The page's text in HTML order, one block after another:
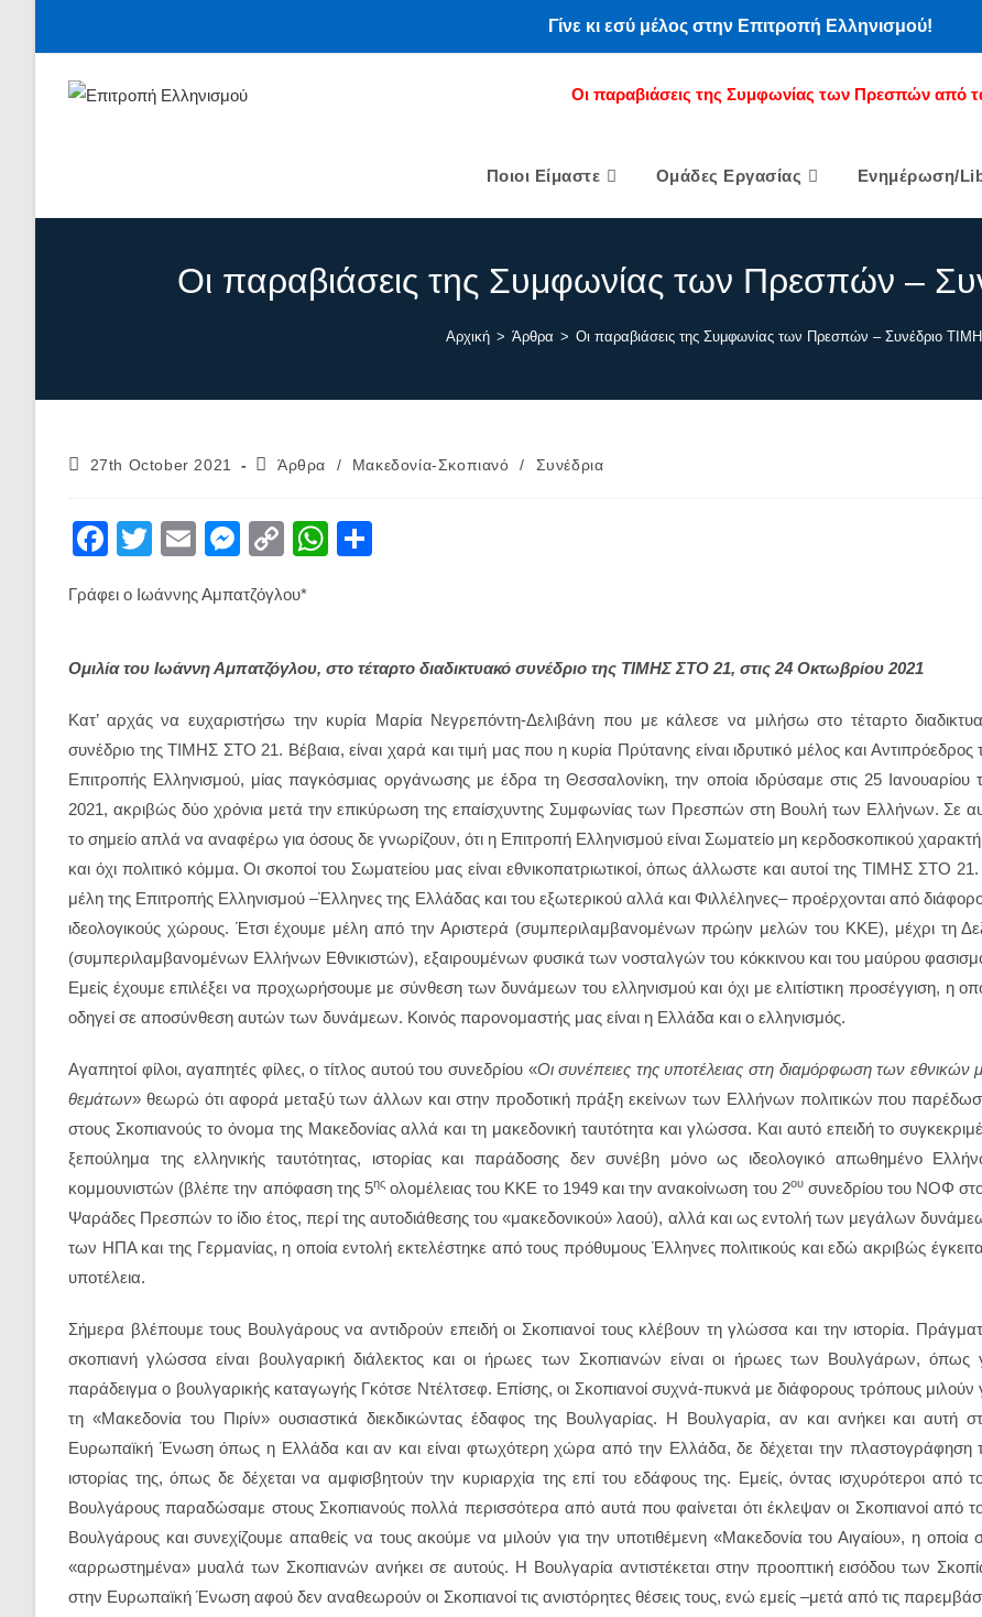
Γίνε κι εσύ μέλος στην Επιτροπή Ελληνισμού!
Οι παραβιάσεις της Συμφωνίας των Πρεσπών από
Ποιοι Είμαστε Ομάδες Εργασίας Ενημέρωση/
Οι παραβιάσεις της Συμφωνίας των Πρεσπών –
Αρχική > Άρθρα > Οι παραβιάσεις της Συμφωνίας των Πρεσπών – Συνέδριο
Post27th October 2021
PostΆρθρα / Μακεδονία-Σκοπιανό / Συνέδρια
F
c
b
o
o
k
T
tt
E
ail
M
ss
n
g
er
C
p
Li
n
k
W
A
p
p
Γράφει ο Ιωάννης Αμπατζόγλου*
Ομιλία του Ιωάννη Αμπατζόγλου, στο τέταρτο διαδικτυακό συνέδριο της ΤΙΜΗΣ ΣΤΟ 21, στις 24 Οκτωβρίου 2021
Κατ’ αρχάς να ευχαριστήσω την κυρία Μαρία Νεγρεπόντη-Δελιβάνη που με κάλεσε να μιλήσω στο τέταρτο
συνέδριο της ΤΙΜΗΣ ΣΤΟ 21. Βέβαια, είναι χαρά και τιμή μας που η κυρία Πρύτανης είναι ιδρυτικό μέλος και Αντιπρόεδρος
Επιτροπής Ελληνισμού, μίας παγκόσμιας οργάνωσης με έδρα τη Θεσσαλονίκη, την οποία ιδρύσαμε στις 25 Ιανουαρίου
2021, ακριβώς δύο χρόνια μετά την επικύρωση της επαίσχυντης Συμφωνίας των Πρεσπών στη Βουλή των Ελλήνων. Σε
το σημείο απλά να αναφέρω για όσους δε γνωρίζουν, ότι η Επιτροπή Ελληνισμού είναι Σωματείο μη κερδοσκοπικού
και όχι πολιτικό κόμμα. Οι σκοποί του Σωματείου μας είναι εθνικοπατριωτικοί, όπως άλλωστε και αυτοί της ΤΙΜΗΣ ΣΤΟ 21.
μέλη της Επιτροπής Ελληνισμού –Έλληνες της Ελλάδας και του εξωτερικού αλλά και Φιλλέληνες– προέρχονται από
ιδεολογικούς χώρους. Έτσι έχουμε μέλη από την Αριστερά (συμπεριλαμβανομένων πρώην μελών του ΚΚΕ), μέχρι τη
(συμπεριλαμβανομένων Ελλήνων Εθνικιστών), εξαιρουμένων φυσικά των νοσταλγών του κόκκινου και του μαύρου
Εμείς έχουμε επιλέξει να προχωρήσουμε με σύνθεση των δυνάμεων του ελληνισμού και όχι με ελιτίστικη προσέγγιση, η
οδηγεί σε αποσύνθεση αυτών των δυνάμεων. Κοινός παρονομαστής μας είναι η Ελλάδα και ο ελληνισμός.
Αγαπητοί φίλοι, αγαπητές φίλες, ο τίτλος αυτού του συνεδρίου «Οι συνέπειες της υποτέλειας στη διαμόρφωση των εθνικών
θεμάτων» θεωρώ ότι αφορά μεταξύ των άλλων και στην προδοτική πράξη εκείνων των Ελλήνων πολιτικών που
στους Σκοπιανούς το όνομα της Μακεδονίας αλλά και τη μακεδονική ταυτότητα και γλώσσα. Και αυτό επειδή το
ξεπούλημα της ελληνικής ταυτότητας, ιστορίας και παράδοσης δεν συνέβη μόνο ως ιδεολογικό απωθημένο
κομμουνιστών (βλέπε την απόφαση της 5ηςολομέλειας του ΚΚΕ το 1949 και την ανακοίνωση του 2ουσυνεδρίου του ΝΟΦ
Ψαράδες Πρεσπών το ίδιο έτος, περί της αυτοδιάθεσης του «μακεδονικού» λαού), αλλά και ως εντολή των μεγάλων
των ΗΠΑ και της Γερμανίας, η οποία εντολή εκτελέστηκε από τους πρόθυμους Έλληνες πολιτικούς και εδώ ακριβώς
υποτέλεια.
Σήμερα βλέπουμε τους Βουλγάρους να αντιδρούν επειδή οι Σκοπιανοί τους κλέβουν τη γλώσσα και την ιστορία.
σκοπιανή γλώσσα είναι βουλγαρική διάλεκτος και οι ήρωες των Σκοπιανών είναι οι ήρωες των Βουλγάρων, όπως
παράδειγμα ο βουλγαρικής καταγωγής Γκότσε Ντέλτσεφ. Επίσης, οι Σκοπιανοί συχνά-πυκνά με διάφορους τρόπους μιλούν
τη «Μακεδονία του Πιρίν» ουσιαστικά διεκδικώντας έδαφος της Βουλγαρίας. Η Βουλγαρία, αν και ανήκει και αυτή
Ευρωπαϊκή Ένωση όπως η Ελλάδα και αν και είναι φτωχότερη χώρα από την Ελλάδα, δε δέχεται την πλαστογράφηση
ιστορίας της, όπως δε δέχεται να αμφισβητούν την κυριαρχία της επί του εδάφους της. Εμείς, όντας ισχυρότεροι από
Βουλγάρους παραδώσαμε στους Σκοπιανούς πολλά περισσότερα από αυτά που φαίνεται ότι έκλεψαν οι Σκοπιανοί από
Βουλγάρους και συνεχίζουμε απαθείς να τους ακούμε να μιλούν για την υποτιθέμενη «Μακεδονία του Αιγαίου», η οποία
«αρρωστημένα» μυαλά των Σκοπιανών ανήκει σε αυτούς. Η Βουλγαρία αντιστέκεται στην προοπτική εισόδου των
στην Ευρωπαϊκή Ένωση αφού δεν αναθεωρούν οι Σκοπιανοί τις ανιστόρητες θέσεις τους, ενώ εμείς –μετά από τις